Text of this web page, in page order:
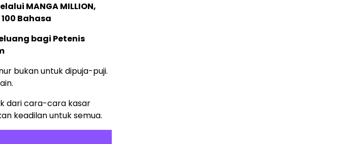
MANGA MILLION,
Bahasa
bagi Petenis
bukan untuk dipuja-puji.
dari cara-cara kasar
keadilan untuk semua.